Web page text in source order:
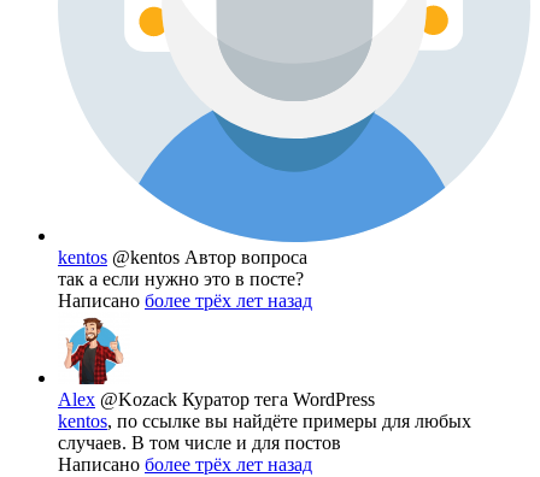
kentos @kentos Автор вопроса
так а если нужно это в посте?
Написано более трёх лет назад
Alex @Kozack Куратор тега WordPress
kentos, по ссылке вы найдёте примеры для любых
случаев. В том числе и для постов
Написано более трёх лет назад